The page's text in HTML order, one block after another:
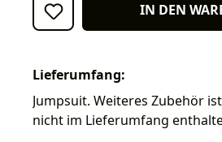
IN DEN
Lieferumfang:
Jumpsuit. Weiteres Zubehör
nicht im Lieferumfang